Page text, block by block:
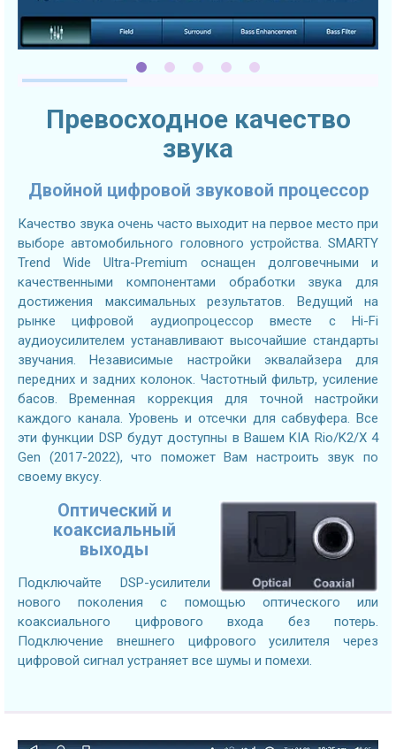
Превосходное качество
звука
Двойной цифровой звуковой процессор
Качество звука очень часто выходит на первое место при
выборе автомобильного головного устройства. SMARTY
Trend Wide Ultra-Premium оснащен долговечными и
качественными компонентами обработки звука для
достижения максимальных результатов. Ведущий на
рынке цифровой аудиопроцессор вместе с Hi-Fi
аудиоусилителем устанавливают высочайшие стандарты
звучания. Независимые настройки эквалайзера для
передних и задних колонок. Частотный фильтр, усиление
басов. Временная коррекция для точной настройки
каждого канала. Уровень и отсечки для сабвуфера. Все
эти функции DSP будут доступны в Вашем KIA Rio/K2/X 4
Gen (2017-2022), что поможет Вам настроить звук по
своему вкусу.
Оптический и
коаксиальный
выходы
Подключайте DSP-усилители
нового поколения с помощью оптического или
коаксиального цифрового входа без потерь.
Подключение внешнего цифрового усилителя через
цифровой сигнал устраняет все шумы и помехи.